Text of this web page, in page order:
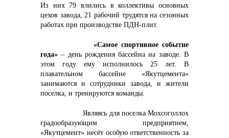
Из них 79 влились в коллективы основных
цехов завода, 21 рабочий трудятся на сезонных
работах при производстве ПДН-плит.
«Самое спортивное событие
года» – день рождения бассейна на заводе. В
этом году ему исполнилось 25 лет. В
плавательном бассейне «Якутцемента»
занимаются и сотрудники завода, и жители
поселка, и тренируются команды.
Являясь для поселка Мохсоголлох
градообразующим предприятием,
«Якутцемент» несёт особую ответственность за